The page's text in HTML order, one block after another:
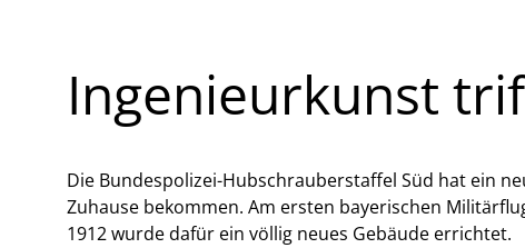
Ingenieurkunst
Die Bundespolizei-Hubschrauberstaffel Süd hat ein
Zuhause bekommen. Am ersten bayerischen
1912 wurde dafür ein völlig neues Gebäude errichtet.